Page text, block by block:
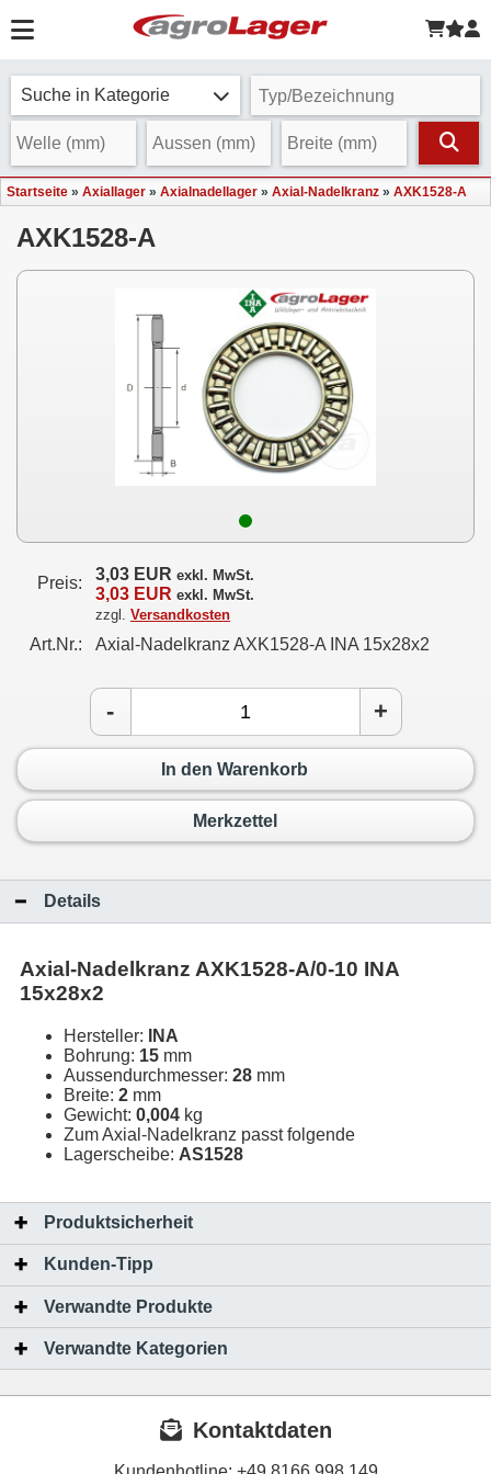
Suche in Kategorie
Startseite » Axiallager » Axialnadellager » Axial-Nadelkranz » AXK1528-A
AXK1528-A
Preis: 3,03 EUR exkl. MwSt.
3,03 EUR exkl. MwSt.
zzgl. Versandkosten
Art.Nr.: Axial-Nadelkranz AXK1528-A INA 15x28x2
- +
In den Warenkorb
Merkzettel
Details
Axial-Nadelkranz AXK1528-A/0-10 INA
15x28x2
Hersteller:
INA
Bohrung: 15 mm
Aussendurchmesser: 28 mm
Breite: 2 mm
Gewicht: 0,004 kg
Zum Axial-Nadelkranz passt folgende
Lagerscheibe: AS1528
Produktsicherheit
Kunden-Tipp
Verwandte Produkte
Verwandte Kategorien
Kontaktdaten